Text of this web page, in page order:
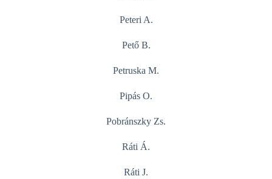
Peteri A.
Pető B.
Petruska M.
Pipás O.
Pobránszky Zs.
Ráti Á.
Ráti J.